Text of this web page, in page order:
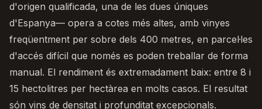
d'origen qualificada, una de les dues úniques
d'Espanya— opera a cotes més altes, amb vinyes
freqüentment per sobre dels 400 metres, en parcel·les
d'accés difícil que només es poden treballar de forma
manual. El rendiment és extremadament baix: entre 8 i
15 hectolitres per hectàrea en molts casos. El resultat
són vins de densitat i profunditat excepcionals.